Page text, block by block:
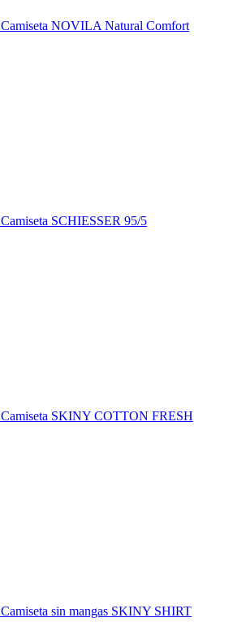
Camiseta NOVILA Natural Comfort
Camiseta SCHIESSER 95/5
Camiseta SKINY COTTON FRESH
Camiseta sin mangas SKINY SHIRT